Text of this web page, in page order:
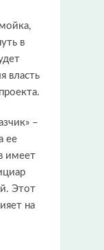
в
власть
–
ее
имеет
Этот
на